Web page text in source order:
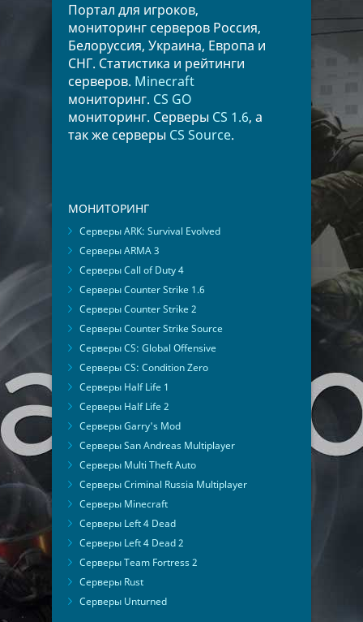
Портал для игроков,
мониторинг серверов Россия,
Белоруссия, Украина, Европа и
СНГ. Статистика и рейтинги
серверов. Minecraft
мониторинг. CS GO
мониторинг. Серверы CS 1.6, а
так же серверы CS Source.
МОНИТОРИНГ
Серверы ARK: Survival Evolved
Серверы ARMA 3
Серверы Call of Duty 4
Серверы Counter Strike 1.6
Серверы Counter Strike 2
Серверы Counter Strike Source
Серверы CS: Global Offensive
Серверы CS: Condition Zero
Серверы Half Life 1
Серверы Half Life 2
Серверы Garry's Mod
Серверы San Andreas Multiplayer
Серверы Multi Theft Auto
Серверы Criminal Russia Multiplayer
Серверы Minecraft
Серверы Left 4 Dead
Серверы Left 4 Dead 2
Серверы Team Fortress 2
Серверы Rust
Серверы Unturned